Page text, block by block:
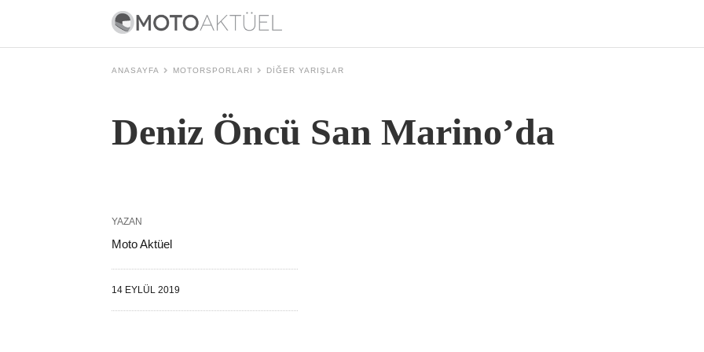
ANASAYFA MOTORSPORLARI DIĞER YARIŞLAR
Deniz Öncü San Marino’da
YAZAN
Moto Aktüel
14 EYLÜL 2019